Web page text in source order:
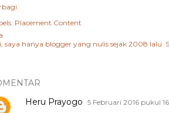
Placement Content
saya hanya blogger yang nulis sejak 2008 lalu.
Heru Prayogo 5 Februari 2016 pukul